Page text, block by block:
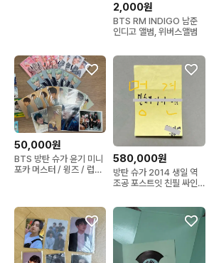
2,000원
BTS RM INDIGO 남준
인디고 앨범, 위버스앨범
50,000원
BTS 방탄 슈가 윤기 미니
포카 머스터 / 윙즈 / 럽셀
580,000원
방탄 슈가 2014 생일 역
조공 포스트잇 친필 싸인